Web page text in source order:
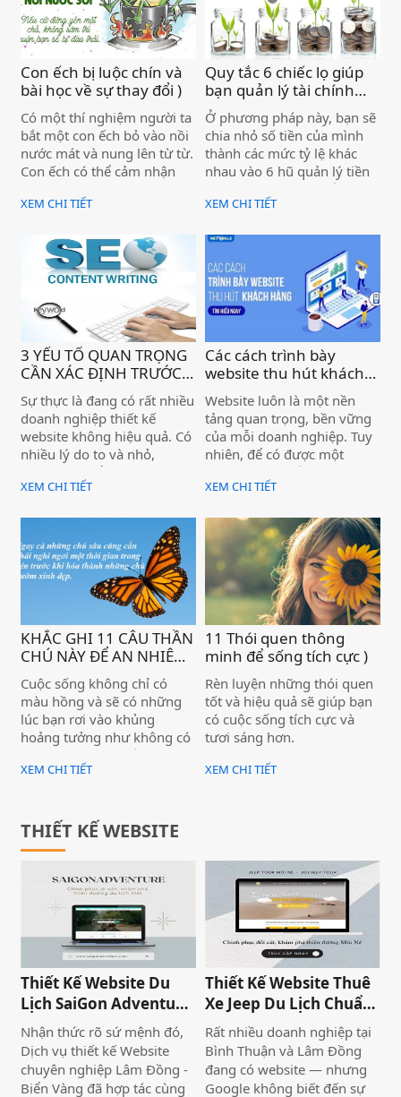
Con ếch bị luộc chín và
bài học về sự thay đổi )
Có một thí nghiệm người ta
bắt một con ếch bỏ vào nồi
nước mát và nung lên từ từ.
Con ếch có thể cảm nhận
lên, nó cảm thấy thích thú,
cảm giác đó.
XEM CHI TIẾT
Quy tắc 6 chiếc lọ giúp
bạn quản lý tài chính
một cách hiệu quả )
Ở phương pháp này, bạn sẽ
chia nhỏ số tiền của mình
thành các mức tỷ lệ khác
nhau vào 6 hũ quản lý tiền
bạc với các nguyên tắc và
chức năng riêng biệt. Việc
quản lý tài chính, lập kế
hoạch hoặc sử dụng tiền
một cách hợp lý mà không
lãng phí.
XEM CHI TIẾT
3 YẾU TỐ QUAN TRỌNG
CẦN XÁC ĐỊNH TRƯỚC
KHI THIẾT KẾ WEBSITE )
Sự thực là đang có rất nhiều
doanh nghiệp thiết kế
website không hiệu quả. Có
nhiều lý do to và nhỏ,
nhưng có thể tóm lại thành
3 lý do chính như sau:
XEM CHI TIẾT
Các cách trình bày
website thu hút khách
hàng )
Website luôn là một nền
tảng quan trọng, bền vững
của mỗi doanh nghiệp. Tuy
nhiên, để có được một
website đẹp mắt, thu hút
người truy cập thực hiện
hàng mong muốn lại là một
điều không dễ dàng. Nếu đã
lập website – bộ mặt đại
diện cho doanh nghiệp, thì
không thể làm một cách
qua loa, cẩu thả, khách
hàng sẽ nhìn vào đó mà
đánh giá thương hiệu, sản
phẩm của bạn, cũng như
khó có thể đưa ra quyết
định mua hàng trên một
website được trình bày
thiếu chuyên nghiệp.
XEM CHI TIẾT
KHẮC GHI 11 CÂU THẦN
CHÚ NÀY ĐỂ AN NHIÊN
VƯỢT QUA HẾT MỌI
KHỦNG HOẢNG, SÓNG
GIÓ CUỘC ĐỜI )
Cuộc sống không chỉ có
màu hồng và sẽ có những
lúc bạn rơi vào khủng
hoảng tưởng như không có
lối thoát. Trong mắt bạn,
dường như mọi thứ xung
không thể quay ngược thời
lúc như vậy, bạn hãy nhớ
rằng sau cơn mưa trời lại
sáng và không thể có cầu
vồng nếu chẳng có mưa.
Những điều mà bạn cho là
“kinh khủng” ở hiện tại có
thể lại là chìa khóa để mở ra
một chân trời tốt đẹp phía
trước.
XEM CHI TIẾT
11 Thói quen thông
minh để sống tích cực )
Rèn luyện những thói quen
tốt và hiệu quả sẽ giúp bạn
có cuộc sống tích cực và
tươi sáng hơn.
XEM CHI TIẾT
THIẾT KẾ WEBSITE
Thiết Kế Website Du
Lịch SaiGon Adventure
- Top tour Saigon
Nhận thức rõ sứ mệnh đó,
Dịch vụ thiết kế Website
chuyên nghiệp Lâm Đồng -
Biển Vàng đã hợp tác cùng
Thiết Kế Website Thuê
Xe Jeep Du Lịch Chuẩn
SEO 2026 | JoyJeep
Rất nhiều doanh nghiệp tại
Bình Thuận và Lâm Đồng
đang có website — nhưng
Google không biết đến sự